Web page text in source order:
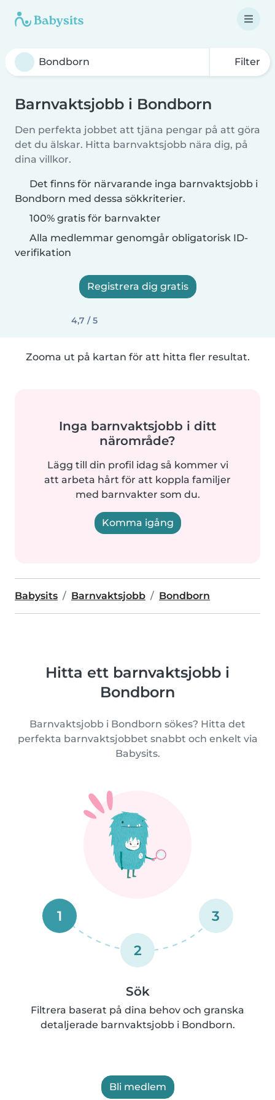
Filter
Barnvaktsjobb i Bondborn
Den perfekta jobbet att tjäna pengar på att göra
det du älskar. Hitta barnvaktsjobb nära dig, på
dina villkor.
Det finns för närvarande inga barnvaktsjobb i
Bondborn med dessa sökkriterier.
100% gratis för barnvakter
Alla medlemmar genomgår obligatorisk ID-
verifikation
Registrera dig gratis
4,7 / 5
Zooma ut på kartan för att hitta fler resultat.
Inga barnvaktsjobb i ditt
närområde?
Lägg till din profil idag så kommer vi
att arbeta hårt för att koppla familjer
med barnvakter som du.
Komma igång
Babysits Barnvaktsjobb Bondborn
Hitta ett barnvaktsjobb i
Bondborn
Barnvaktsjobb i Bondborn sökes? Hitta det
perfekta barnvaktsjobbet snabbt och enkelt via
Babysits.
1
2
3
Sök
Filtrera baserat på dina behov och granska
detaljerade barnvaktsjobb i Bondborn.
Bli medlem